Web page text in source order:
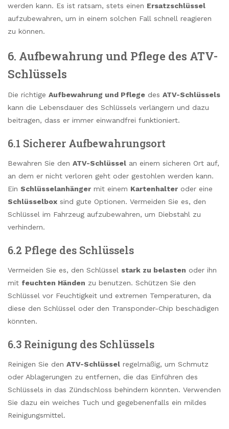
werden kann. Es ist ratsam, stets einen Ersatzschlüssel
aufzubewahren, um in einem solchen Fall schnell reagieren
zu können.
6. Aufbewahrung und Pflege des ATV-
Schlüssels
Die richtige Aufbewahrung und Pflege des ATV-Schlüssels
kann die Lebensdauer des Schlüssels verlängern und dazu
beitragen, dass er immer einwandfrei funktioniert.
6.1 Sicherer Aufbewahrungsort
Bewahren Sie den ATV-Schlüssel an einem sicheren Ort auf,
an dem er nicht verloren geht oder gestohlen werden kann.
Ein Schlüsselanhänger mit einem Kartenhalter oder eine
Schlüsselbox sind gute Optionen. Vermeiden Sie es, den
Schlüssel im Fahrzeug aufzubewahren, um Diebstahl zu
verhindern.
6.2 Pflege des Schlüssels
Vermeiden Sie es, den Schlüssel stark zu belasten oder ihn
mit feuchten Händen zu benutzen. Schützen Sie den
Schlüssel vor Feuchtigkeit und extremen Temperaturen, da
diese den Schlüssel oder den Transponder-Chip beschädigen
könnten.
6.3 Reinigung des Schlüssels
Reinigen Sie den ATV-Schlüssel regelmäßig, um Schmutz
oder Ablagerungen zu entfernen, die das Einführen des
Schlüssels in das Zündschloss behindern könnten. Verwenden
Sie dazu ein weiches Tuch und gegebenenfalls ein mildes
Reinigungsmittel.